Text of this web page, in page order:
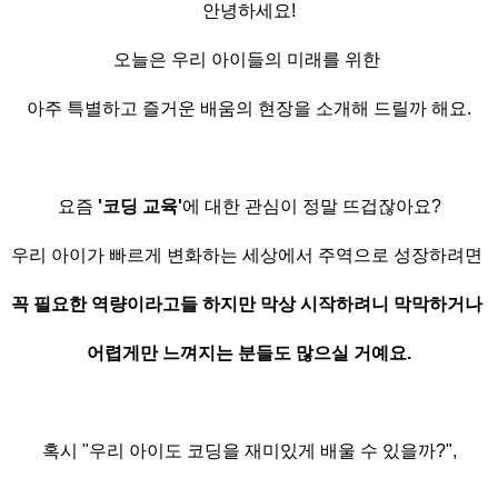
안녕하세요!
오늘은 우리 아이들의 미래를 위한
아주 특별하고 즐거운 배움의 현장을 소개해 드릴까 해요.
요즘 '코딩 교육'에 대한 관심이 정말 뜨겁잖아요?
우리 아이가 빠르게 변화하는 세상에서 주역으로 성장하려면
꼭 필요한 역량이라고들 하지만 막상 시작하려니 막막하거나
어렵게만 느껴지는 분들도 많으실 거예요.
혹시 "우리 아이도 코딩을 재미있게 배울 수 있을까?",